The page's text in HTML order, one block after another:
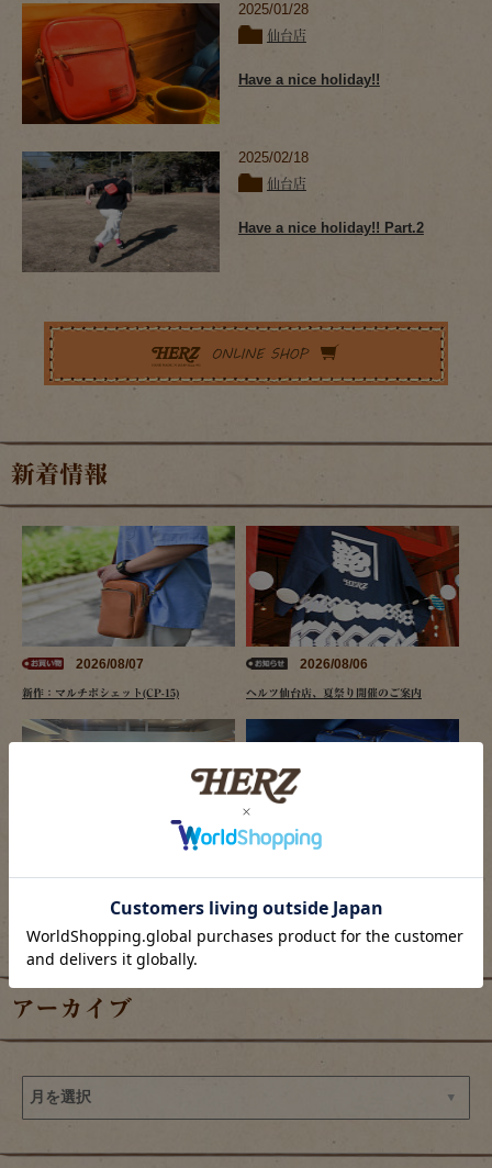
2025/01/28
仙台店
Have a nice holiday!!
2025/02/18
仙台店
Have a nice holiday!! Part.2
新着情報
2026/08/07
新作：マルチポシェット(CP-15)
2026/08/06
ヘルツ仙台店、夏祭り開催のご案内
テム販売開始
アーカイブ